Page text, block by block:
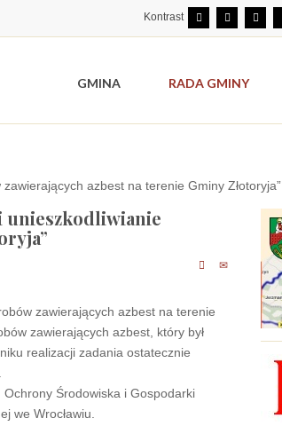
Kontrast
GMINA RADA GMINY
azbest na terenie Gminy Złotoryja”
unieszkodliwianie
zawierających azbest na terenie
zawierających azbest, który był
realizacji zadania ostatecznie
Środowiska i Gospodarki
we Wrocławiu.